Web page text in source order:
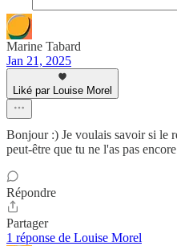
Marine Tabard
Jan 21, 2025
Liké par Louise Morel
Bonjour :) Je voulais savoir si le
peut-être que tu ne l'as pas
Répondre
Partager
1 réponse de Louise Morel